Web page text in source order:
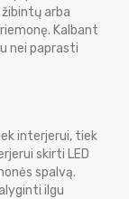
arba
Kalbant
nei paprasti
interjerui, tiek
skirti LED
spalvą.
ilgu